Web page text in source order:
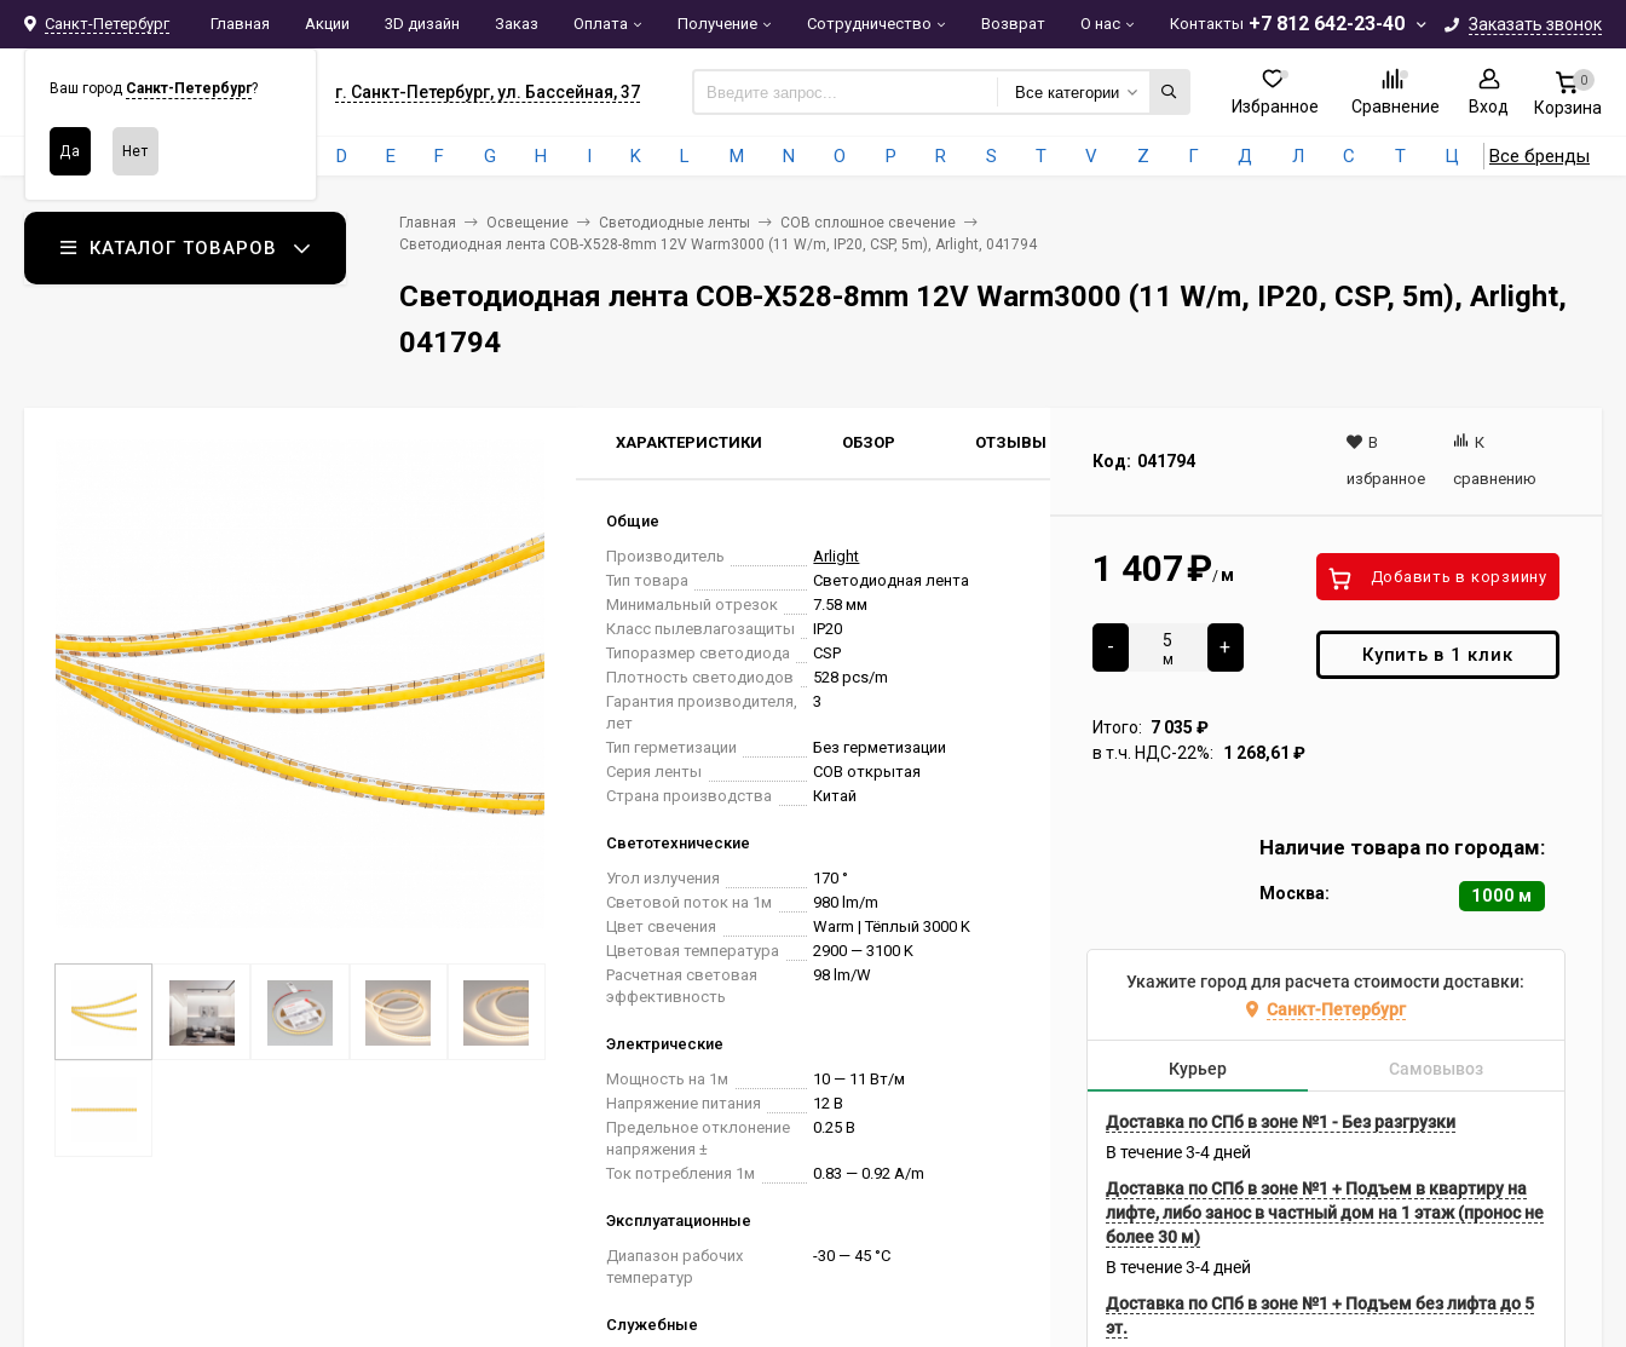
+7 812 642-23-40 Заказать звонок
Санкт-Петербург
Ваш город Санкт-Петербург?
Главная Акции 3D дизайн Заказ Оплата Получение Сотрудничество Возврат О нас Контакты
СПБСНАБ г. Санкт-Петербург, ул. Бассейная, 37 Все категории
Избранное Сравнение Вход
0
Корзина
Бренды: 4 D E F G H I K L M N O P R S T V Z Г Д Л С Т Ц Все бренды
КАТАЛОГ ТОВАРОВ
Главная Освещение Светодиодные ленты
COB сплошное свечение
Светодиодная лента COB-X528-8mm 12V Warm3000 (11 W/m, IP20, CSP, 5m), Arlight, 041794
Светодиодная лента COB-X528-8mm 12V Warm3000 (11 W/m, IP20, CSP, 5m), Arlight,
041794
ХАРАКТЕРИСТИКИ ОБЗОР ОТЗЫВЫ
Общие
Производитель
Arlight
Тип товара
Светодиодная лента
Минимальный отрезок
7.58 мм
Класс пылевлагозащиты
IP20
Типоразмер светодиода
CSP
Плотность светодиодов
528 pcs/m
Гарантия производителя,
лет
3
Тип герметизации
Без герметизации
Серия ленты
COB открытая
Страна производства
Китай
Светотехнические
Угол излучения
170 °
Световой поток на 1м
980 lm/m
Цвет свечения
Warm | Тёплый 3000 K
Цветовая температура
2900 — 3100 K
Расчетная световая
эффективность
98 lm/W
Электрические
Мощность на 1м
10 — 11 Вт/м
Напряжение питания
12 В
Предельное отклонение
напряжения ±
0.25 В
Ток потребления 1м 0.83 — 0.92 A/m
Эксплуатационные
Диапазон рабочих
температур
-30 — 45 °C
Служебные
Код: 041794
В
избранное
К
сравнению
1 407₽/ м
-
м
+
Итого: 7 035 ₽
в т.ч. НДС-22%:
1 268,61 ₽
Добавить в корзиину
Купить в 1 клик
Наличие товара по городам:
Москва: 1000 м
Укажите город для расчета стоимости доставки:
Санкт-Петербург
Курьер Самовывоз
Доставка по СПб в зоне №1 - Без разгрузки
В течение 3-4 дней
Доставка по СПб в зоне №1 + Подъем в квартиру на
лифте, либо занос в частный дом на 1 этаж (пронос не
более 30 м)
В течение 3-4 дней
Доставка по СПб в зоне №1 + Подъем без лифта до 5
эт.